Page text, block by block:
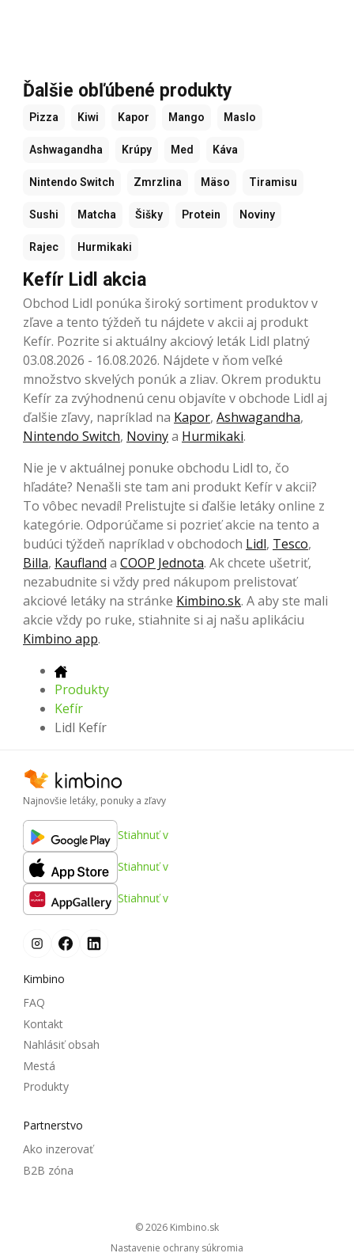
Ďalšie obľúbené produkty
Pizza Kiwi Kapor Mango Maslo
Ashwagandha Krúpy Med Káva
Nintendo Switch Zmrzlina Mäso Tiramisu
Sushi Matcha Šišky Protein Noviny
Rajec Hurmikaki
Kefír Lidl akcia
Obchod Lidl ponúka široký sortiment produktov v
zľave a tento týždeň tu nájdete v akcii aj produkt
Kefír. Pozrite si aktuálny akciový leták Lidl platný
03.08.2026 - 16.08.2026. Nájdete v ňom veľké
množstvo skvelých ponúk a zliav. Okrem produktu
Kefír za zvýhodnenú cenu objavíte v obchode Lidl aj
ďalšie zľavy, napríklad na Kapor, Ashwagandha,
Nintendo Switch, Novinya Hurmikaki.
Nie je v aktuálnej ponuke obchodu Lidl to, čo
hľadáte? Nenašli ste tam ani produkt Kefír v akcii?
To vôbec nevadí! Prelistujte si ďalšie letáky online z
kategórie. Odporúčame si pozrieť akcie na tento a
budúci týždeň napríklad v obchodoch Lidl, Tesco,
Billa, Kaufland a COOP Jednota. Ak chcete ušetriť,
nezabudnite si vždy pred nákupom prelistovať
akciové letáky na stránke Kimbino.sk. A aby ste mali
akcie vždy po ruke, stiahnite si aj našu aplikáciu
Kimbino app.
Produkty
Kefír
Lidl Kefír
Najnovšie letáky, ponuky a zľavy
Stiahnuť v
Stiahnuť v
Stiahnuť v
Kimbino
FAQ
Kontakt
Nahlásiť obsah
Mestá
Produkty
Partnerstvo
Ako inzerovať
B2B zóna
© 2026
kimbino.sk
Nastavenie ochrany súkromia